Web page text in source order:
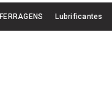
FERRAGENS Lubrificantes